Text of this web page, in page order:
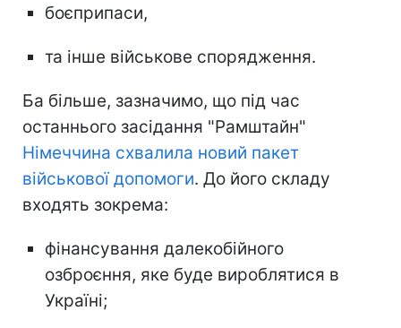
боєприпаси,
та інше військове спорядження.
Ба більше, зазначимо, що під час
останнього засідання "Рамштайн"
Німеччина схвалила новий пакет
військової допомоги. До його складу
входять зокрема:
фінансування далекобійного
озброєння, яке буде вироблятися в
Україні;